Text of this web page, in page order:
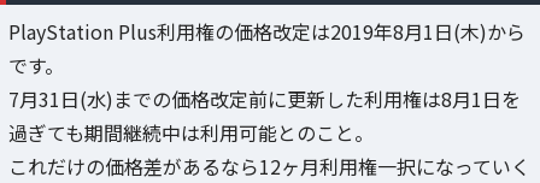
PlayStation Plus利用権の価格改定は2019年8月1日(木)から
です。
7月31日(水)までの価格改定前に更新した利用権は8月1日を
過ぎても期間継続中は利用可能とのこと。
これだけの価格差があるなら12ヶ月利用権一択になっていく